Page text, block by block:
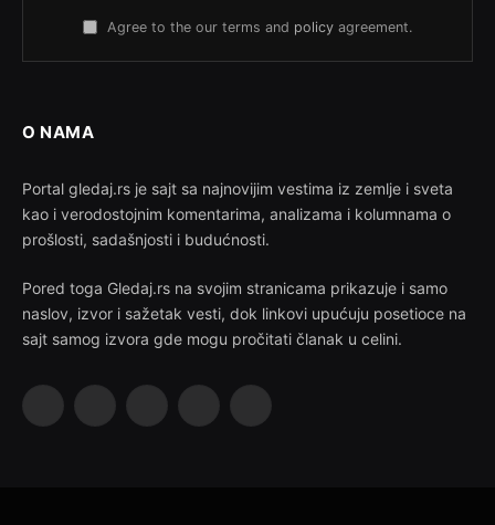
Agree to the our terms and policy agreement.
O NAMA
Portal gledaj.rs je sajt sa najnovijim vestima iz zemlje i sveta
kao i verodostojnim komentarima, analizama i kolumnama o
prošlosti, sadašnjosti i budućnosti.
Pored toga Gledaj.rs na svojim stranicama prikazuje i samo
naslov, izvor i sažetak vesti, dok linkovi upućuju posetioce na
sajt samog izvora gde mogu pročitati članak u celini.
Facebook InstagramPinterest YouTube